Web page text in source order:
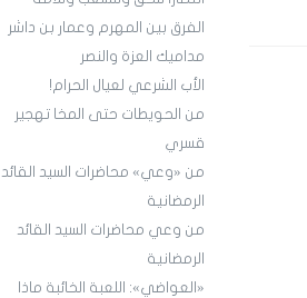
الفرق بين المهرم وعمار بن داشر
مداميك العزة والنصر
الأب الشرعي لعيال الحرام!
من الحويطات حتى المخا تهجير
قسري
من «وعي» محاضرات السيد القائد
الرمضانية
من وعي محاضرات السيد القائد
الرمضانية
«العواضي»: اللعبة الخائبة ماذا